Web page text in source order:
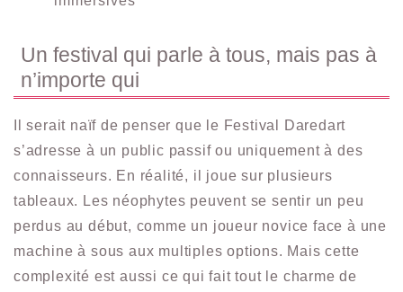
Un festival qui parle à tous, mais pas à
n’importe qui
Il serait naïf de penser que le Festival Daredart
s’adresse à un public passif ou uniquement à des
connaisseurs. En réalité, il joue sur plusieurs
tableaux. Les néophytes peuvent se sentir un peu
perdus au début, comme un joueur novice face à une
machine à sous aux multiples options. Mais cette
complexité est aussi ce qui fait tout le charme de